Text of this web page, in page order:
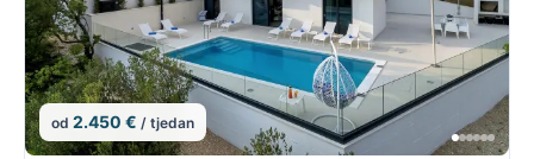
od 2.450 € / tjedan